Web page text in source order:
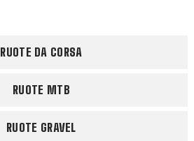
RUOTE DA CORSA
RUOTE MTB
RUOTE GRAVEL